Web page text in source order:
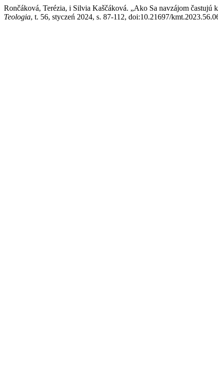
Rončáková, Terézia, i Silvia Kaščáková. „Ako Sa navzájom
Teologia, t. 56, styczeń 2024, s. 87-112, doi:10.21697/